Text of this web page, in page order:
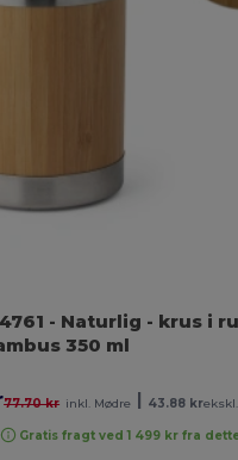
- Naturlig - krus i
350 ml
77.70 kr inkl. Mødre 43.88 kr
Gratis fragt ved 1 499 kr fra